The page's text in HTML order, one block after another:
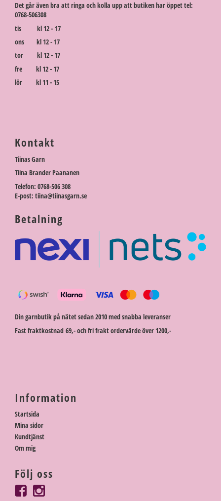
Det går även bra att ringa och kolla upp att butiken har öppet tel:
0768-506308
tis kl 12 - 17
ons kl 12 - 17
tor kl 12 - 17
fre kl 12 - 17
lör kl 11 - 15
Kontakt
Tiinas Garn
Tiina Brander Paananen
Telefon: 0768-506 308
E-post: tiina@tiinasgarn.se
Betalning
Din garnbutik på nätet sedan 2010 med snabba leveranser
Fast fraktkostnad 69,- och fri frakt ordervärde över 1200,-
Information
Startsida
Mina sidor
Kundtjänst
Om mig
Följ oss